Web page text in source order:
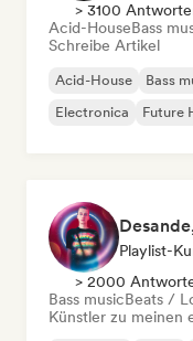
> 3100
Acid-HouseBass
Schreibe Artikel
Acid-House Bass
Electronica
Future
Playlist-
> 2000
Bass musicBeats /
Künstler zu meinen